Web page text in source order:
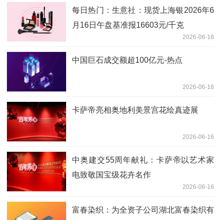
每日热门：生意社：现货上海银2026年6
月16日午盘基准报16603元/千克
2026-06-16
中国巨石成交额超100亿元-热点
2026-06-16
卡萨帝亮相奥地利美景宫花绘真迹展
2026-06-16
中奥建交55周年献礼：卡萨帝以艺术家
电致敬国宝级花卉名作
2026-06-16
富春染织：为全资子公司湖北富春染织有